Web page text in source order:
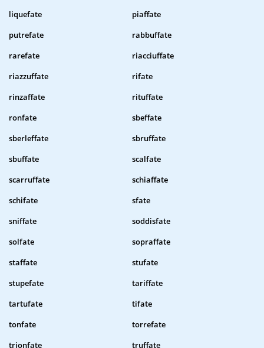
liquefate
piaffate
putrefate
rabbuffate
rarefate
riacciuffate
riazzuffate
rifate
rinzaffate
rituffate
ronfate
sbeffate
sberleffate
sbruffate
sbuffate
scalfate
scarruffate
schiaffate
schifate
sfate
sniffate
soddisfate
solfate
sopraffate
staffate
stufate
stupefate
tariffate
tartufate
tifate
tonfate
torrefate
trionfate
truffate